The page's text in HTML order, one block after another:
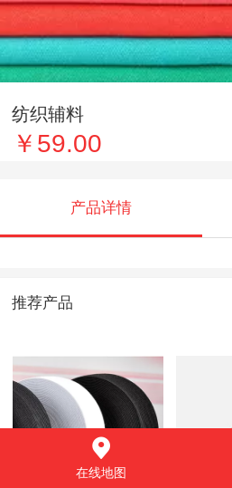
纺织辅料
￥59.00
产品详情
推荐产品
裤子衣服可调节松
在线地图